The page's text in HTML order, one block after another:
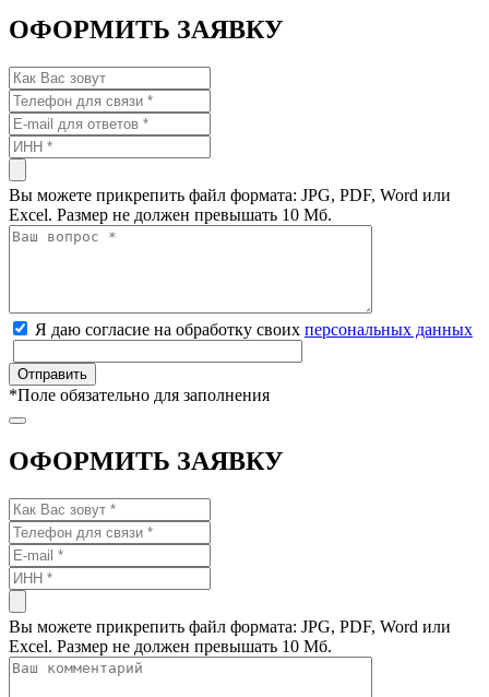
ОФОРМИТЬ ЗАЯВКУ
Вы можете прикрепить файл формата: JPG, PDF, Word или
Excel. Размер не должен превышать 10 Мб.
Я даю согласие на обработку своих персональных данных
*Поле обязательно для заполнения
ОФОРМИТЬ ЗАЯВКУ
Вы можете прикрепить файл формата: JPG, PDF, Word или
Excel. Размер не должен превышать 10 Мб.